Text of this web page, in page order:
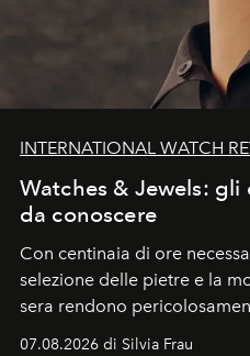
INTERNATIONAL WATCH
Watches & Jewels:
da conoscere
Con centinaia di ore
selezione delle pietre e la
sera rendono
cognizione del tempo. Ma
07.08.2026 di Silvia Frau